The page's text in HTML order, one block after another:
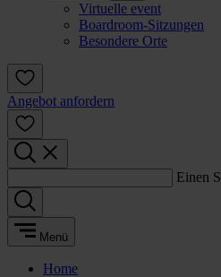
Virtuelle event
Boardroom-Sitzungen
Besondere Orte
Angebot anfordern
Einen
Menü
Home